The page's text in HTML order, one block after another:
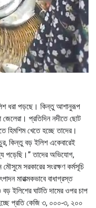
ধরা পড়ছে। কিন্তু আশানুরূপ
প্রতিদিন নদীতে ছোট
হিমশিম খেতে হচ্ছে তাদের।
কিন্তু বড় ইলিশ একেবারেই
পড়েছি।” তাদের অভিযোগ,
মৌসুমে সরকারের সংরক্ষণ কর্মসূচি
মারাত্মকভাবে বাধাগ্রস্ত
বড় ইলিশের ঘাটতি দামের ওপর চাপ
প্রতি কেজি ৩, ০০০-৩, ২০০